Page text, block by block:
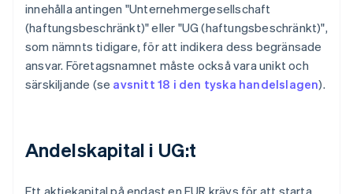
innehålla antingen "Unternehmergesellschaft
(haftungsbeschränkt)" eller "UG (haftungsbeschränkt)",
som nämnts tidigare, för att indikera dess begränsade
ansvar. Företagsnamnet måste också vara unikt och
särskiljande (se avsnitt 18 i den tyska handelslagen).
Andelskapital i UG:t